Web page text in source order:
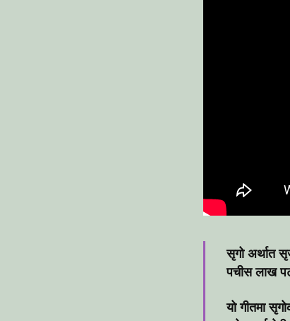
सृगो अर्थात
पचीस लाख
यो गीतमा